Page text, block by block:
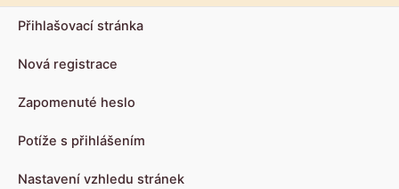
Přihlašovací stránka
Nová registrace
Zapomenuté heslo
Potíže s přihlášením
Nastavení vzhledu stránek